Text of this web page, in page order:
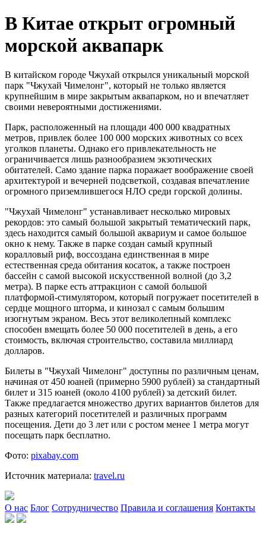
В Китае открыт огромный
морской аквапарк
В китайском городе Чжухай открылся уникальный морской
парк "Чжухай Чимелонг", который не только является
крупнейшим в мире закрытым аквапарком, но и впечатляет
своими невероятными достижениями.
Парк, расположенный на площади 400 000 квадратных
метров, привлек более 100 000 морских животных со всех
уголков планеты. Однако его привлекательность не
ограничивается лишь разнообразием экзотических
обитателей. Само здание парка поражает воображение своей
архитектурой и вечерней подсветкой, создавая впечатление
огромного приземлившегося НЛО среди горской долины.
"Чжухай Чимелонг" устанавливает несколько мировых
рекордов: это самый большой закрытый тематический парк,
здесь находится самый большой аквариум и самое большое
окно к нему. Также в парке создан самый крупный
коралловый риф, воссоздана единственная в мире
естественная среда обитания косаток, а также построен
бассейн с самой высокой искусственной волной (до 3,2
метра). В парке есть аттракцион с самой большой
платформой-стимулятором, который погружает посетителей в
сердце мощного шторма, и кинозал с самым большим
изогнутым экраном. Весь этот великолепный комплекс
способен вмещать более 50 000 посетителей в день, а его
стоимость, включая строительство, составила миллиард
долларов.
Билеты в "Чжухай Чимелонг" доступны по различным ценам,
начиная от 450 юаней (примерно 5900 рублей) за стандартный
билет и 315 юаней (около 4100 рублей) за детский билет.
Также предлагается множество других вариантов билетов для
разных категорий посетителей и различных программ
посещения. Дети до 3 лет или с ростом менее 1 метра могут
посещать парк бесплатно.
Фото: pixabay.com
Источник материала: travel.ru
О нас Блог Сотрудничество Правила и соглашения Контакты